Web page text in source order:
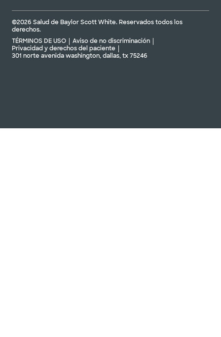
©2026 Salud de Baylor Scott White. Reservados todos los
derechos.
TÉRMINOS DE USO
Aviso de no discriminación
Privacidad y derechos del paciente
301 norte avenida washington, dallas, tx 75246